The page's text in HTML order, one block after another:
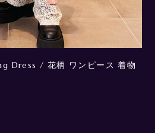
Dress / 花柄 ワンピース 着物